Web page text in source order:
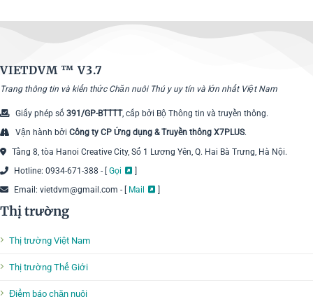
VIETDVM ™V3.7
Trang thông tin và kiến thức Chăn nuôi Thú y uy tín và lớn nhất Việt Nam
Giấy phép số 391/GP-BTTTT, cấp bởi Bộ Thông tin và truyền thông.
Vận hành bởi Công ty CP Ứng dụng & Truyền thông X7PLUS.
Tầng 8, tòa Hanoi Creative City, Số 1 Lương Yên, Q. Hai Bà Trưng, Hà Nội.
Hotline: 0934-671-388 - [ Gọi
]
Email: vietdvm@gmail.com - [
Mail
Thị trường
Thị trường Việt Nam
Thị trường Thế Giới
Điểm báo chăn nuôi